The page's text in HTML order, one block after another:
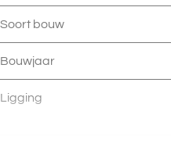
Soort bouw
Bouwjaar
Ligging